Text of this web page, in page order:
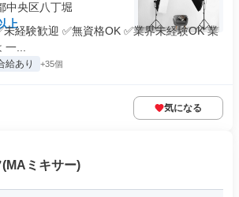
中央区八丁堀
上
未経験歓迎 ✅無資格OK ✅業界未経験OK 業
...
給あり +35個
気になる
ミキサー)